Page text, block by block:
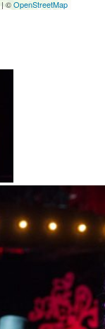
| ©OpenStreetMap